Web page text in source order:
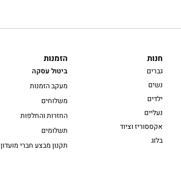
חנות
גברים
נשים
ילדים
נעליים
אקססוריז וציוד
בלוג
הזמנות
ביטול עסקה
מעקב הזמנות
משלוחים
החזרות והחלפות
תשלומים
תקנון מבצע חברי מועדון